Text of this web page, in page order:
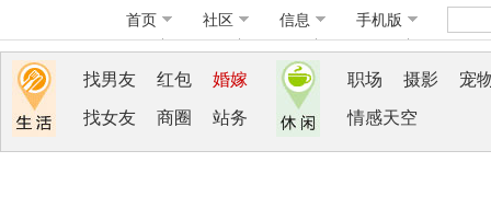
首页 社区 信息 手机版
找男友 红包 婚嫁
找女友 商圈 站务
职场 摄影 宠
情感天空